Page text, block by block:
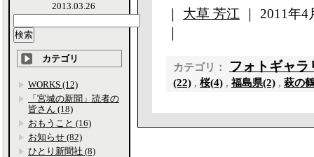
大草 芳江 ｜ 2011年
カテゴリ： フォトギャラ
(22) , 桜(4) , 福島県(2) , 萩の
2013.03.26
カテゴリ
WORKS (12)
「宮城の新聞」読者の
皆さん (18)
おもうこと (16)
お知らせ (82)
ひとり新聞社 (8)